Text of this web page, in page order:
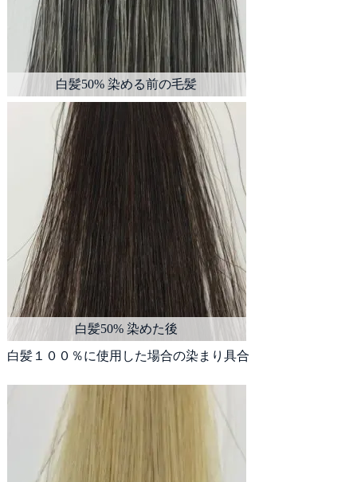
白髪１００％に使用した場合の染まり具合